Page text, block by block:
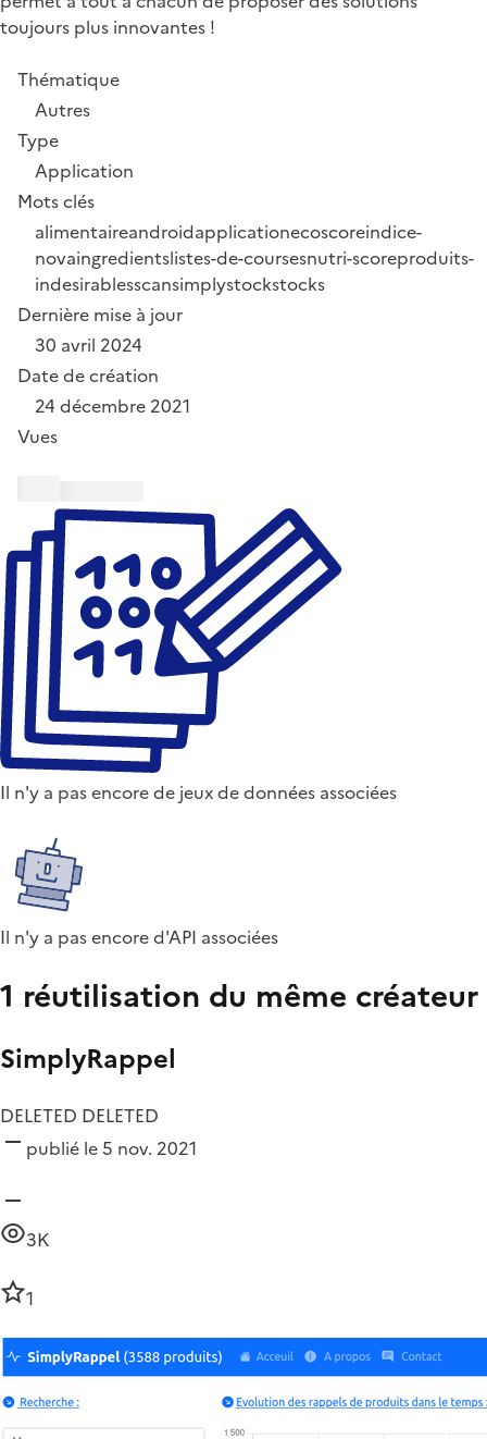
toujours plus innovantes !
Thématique
Autres
Type
Application
Mots clés
alimentaireandroidapplicationecoscoreindice-
novaingredientslistes-de-coursesnutri-scoreproduits-
indesirablesscansimplystockstocks
Dernière mise à jour
30 avril 2024
Date de création
24 décembre 2021
Vues
Il n'y a pas encore de jeux de données associées
Il n'y a pas encore d'API associées
1 réutilisation du même créateur
SimplyRappel
DELETED DELETED
publié le 5 nov. 2021
3K
1